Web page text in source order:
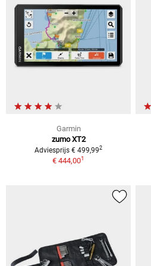
Garmin
zumo XT2
Adviesprijs € 499,992
€ 444,001